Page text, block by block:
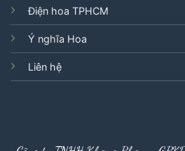
Điện hoa TPHCM
Ý nghĩa Hoa
Liên hệ